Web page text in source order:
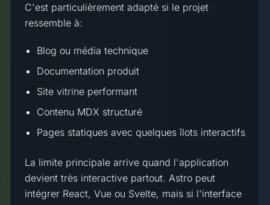
C'est particulièrement adapté si le projet
ressemble à:
Blog ou média technique
Documentation produit
Site vitrine performant
Contenu MDX structuré
Pages statiques avec quelques îlots interactifs
La limite principale arrive quand l'application
devient très interactive partout. Astro peut
intégrer React, Vue ou Svelte, mais si l'interface